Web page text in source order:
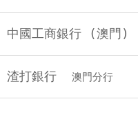
中國工商銀行 (澳門)
渣打銀行 澳門分行